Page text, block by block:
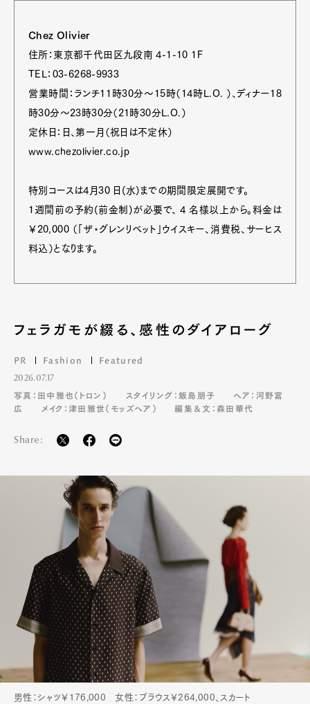
Pen Membership
Magazine
Official Columnist
About
Contact
Pen Meet
Pen international Pen tw
Chez Olivier
住所：東京都千代田区九段南 4-1-10 1F
TEL：03-6268-9933
営業時間：ランチ11時30分〜15時（14時L.O. ）、ディナー18
時30分〜23時30分（21時30分L.O.）
定休日：日、第一月（祝日は不定休）
www.chezolivier.co.jp
特別コースは4月30 日(水)までの期間限定展開です。
1週間前の予約(前金制)が必要で、 4 名様以上から。料金は
￥20,000 （「ザ・グレンリベット」ウイスキー、消費税、サーヒス
料込）となります。
フェラガモが綴る、感性のダイアローグ
PR Fashion Featured
2026.07.17
写真：田中雅也（トロン）
スタイリング：飯島朋子
ヘア：河野富
広
メイク：津田雅世（モッズヘア） 編集＆文：森田華代
Share:
男性：シャツ￥176,000 女性：ブラウス￥264,000、スカート